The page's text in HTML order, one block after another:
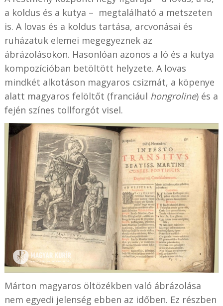
a koldus és a kutya – megtalálható a metszeten
is. A lovas és a koldus tartása, arcvonásai és
ruházatuk elemei megegyeznek az
ábrázolásokon. Hasonlóan azonos a ló és a kutya
kompozícióban betöltött helyzete. A lovas
mindkét alkotáson magyaros csizmát, a köpenye
alatt magyaros felöltőt (franciául hongroline) és a
fején színes tollforgót visel.
Márton magyaros öltözékben való ábrázolása
nem egyedi jelenség ebben az időben. Ez részben